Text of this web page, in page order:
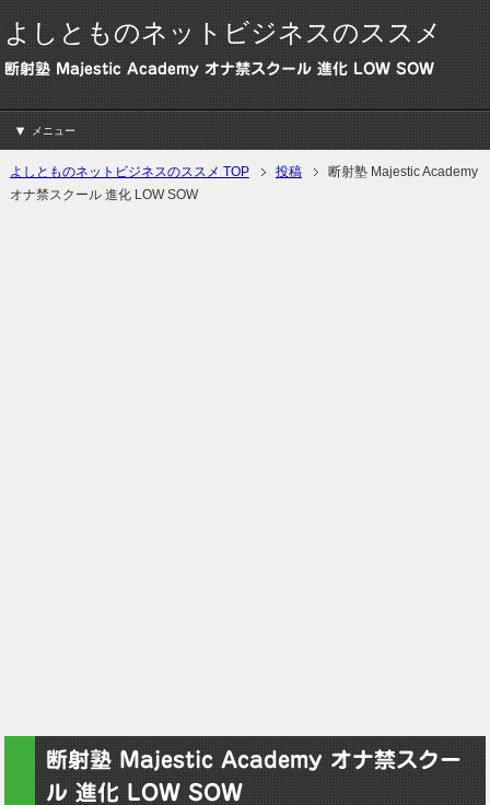
よしとものネットビジネスのススメ
断射塾 Majestic Academy オナ禁スクール 進化 LOW SOW
メニュー
よしとものネットビジネスのススメ TOP 投稿
断射塾 Majestic Academy
オナ禁スクール 進化 LOW SOW
断射塾 Majestic Academy オナ禁スクー
ル 進化 LOW SOW